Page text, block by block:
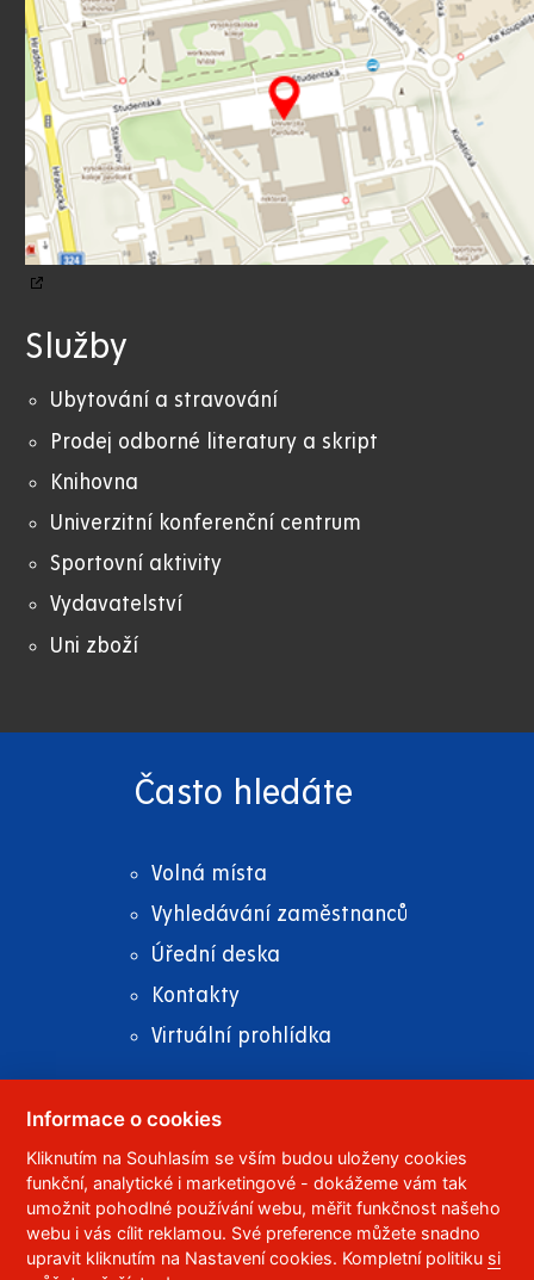
Služby
Ubytování a stravování
Prodej odborné literatury a skript
Knihovna
Univerzitní konferenční centrum
Sportovní aktivity
Vydavatelství
Uni zboží
Často hledáte
Volná místa
Vyhledávání zaměstnanců
Úřední deska
Kontakty
Virtuální prohlídka
© 2023 Univerzita Pardubice,Studentská 95
532 10 Pardubice 2
Telefon: 466 036 111, 466 036 112, 466 036 113
Správce webu ,RSS
Informace o cookies
Kliknutím na Souhlasím se vším budou uloženy cookies
funkční, analytické i marketingové - dokážeme vám tak
umožnit pohodlné používání webu, měřit funkčnost našeho
webu i vás cílit reklamou. Své preference můžete snadno
upravit kliknutím na Nastavení cookies. Kompletní politiku si